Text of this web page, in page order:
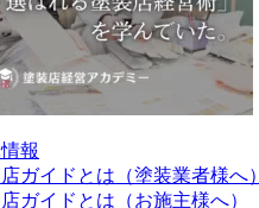
報
ガイドとは（塗装業者様へ）
ガイドとは（お施主様へ）